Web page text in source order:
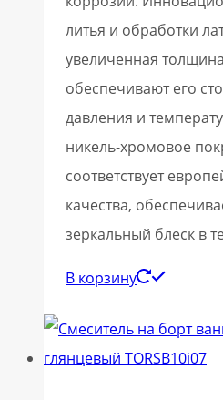
литья и обработки
увеличенная
обеспечивают его
давления и
никель-хромовое
соответствует
качества,
зеркальный блеск в
В корзину